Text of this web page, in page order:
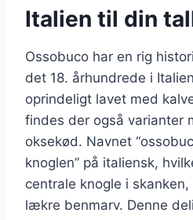
Italien til din
Ossobuco har en rig
det 18. århundrede i
oprindeligt lavet med
findes der også varianter
oksekød. Navnet
knoglen” på italiensk,
centrale knogle i
lækre benmarv. Denne